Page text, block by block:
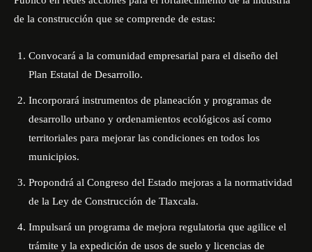
de la construcción que se comprende de estas:
Convocará a la comunidad empresarial para el diseño del
Plan Estatal de Desarrollo.
Incorporará instrumentos de planeación y programas de
desarrollo urbano y ordenamientos ecológicos así como
territoriales para mejorar las condiciones en todos los
municipios.
Propondrá al Congreso del Estado mejoras a la normatividad
de la Ley de Construcción de Tlaxcala.
Impulsará un programa de mejora regulatoria que agilice el
trámite y la expedición de usos de suelo y licencias de